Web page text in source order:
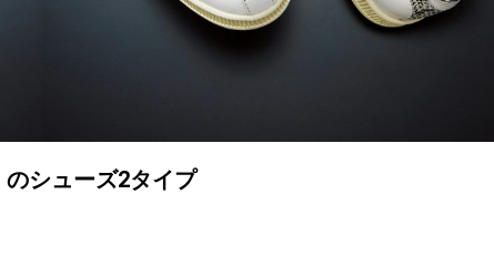
シューズ2タイプ